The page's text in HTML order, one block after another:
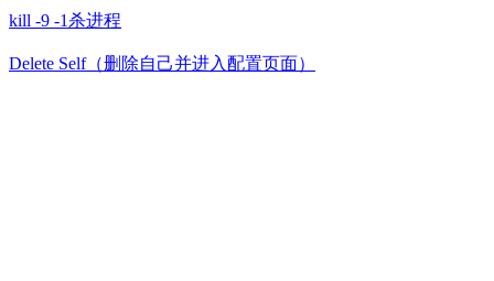
kill -9 -1杀进程
Delete Self（删除自己并进入配置页面）